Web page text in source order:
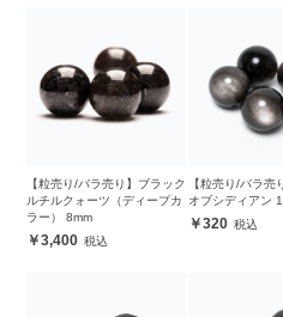
【粒売り/バラ売り】ブラック
ルチルクォーツ（ディープカ
ラー） 8mm
3,400
【粒売り/バラ売
オブシディアン
320